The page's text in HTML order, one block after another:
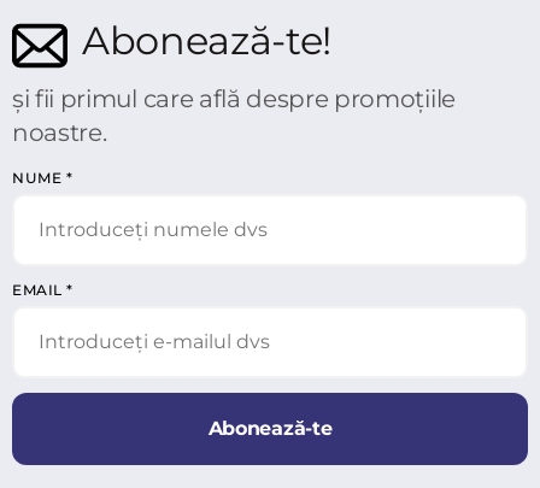
Abonează-te!
și fii primul care află despre promoțiile
noastre.
NUME *
EMAIL *
Abonează-te